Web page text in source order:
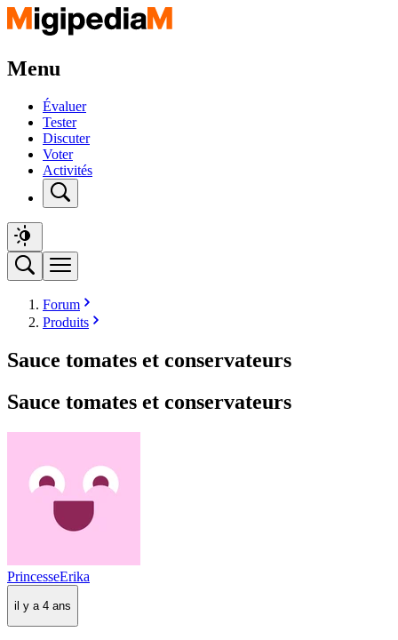
Menu
Évaluer
Tester
Discuter
Voter
Activités
Forum
Produits
Sauce tomates et conservateurs
Sauce tomates et conservateurs
PrincesseErika
il y a 4 ans